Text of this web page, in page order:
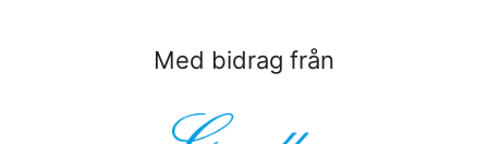
Med bidrag från